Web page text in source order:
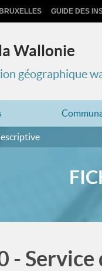
GUIDE DES
Wallonie
géographique
Service